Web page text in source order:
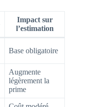
Impact sur
l’estimation
Base obligatoire
Augmente
légèrement la
prime